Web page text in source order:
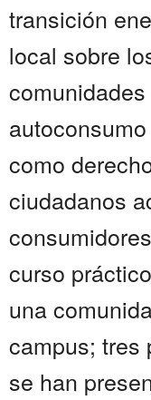
transición
local sobre
como
ciudadanos
curso
una
campus; tres
se han